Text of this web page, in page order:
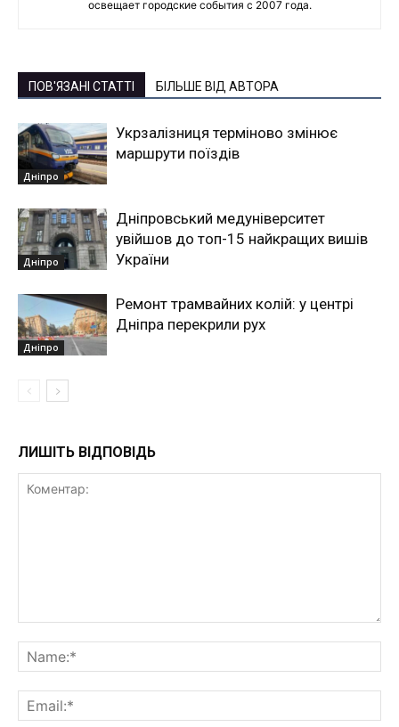
освещает городские события с 2007 года.
ПОВ'ЯЗАНІ СТАТТІ БІЛЬШЕ ВІД АВТОРА
Дніпро
Укрзалізниця терміново змінює
маршрути поїздів
Дніпро
Дніпровський медуніверситет
увійшов до топ-15 найкращих вишів
України
Дніпро
Ремонт трамвайних колій: у центрі
Дніпра перекрили рух
ЛИШІТЬ ВІДПОВІДЬ